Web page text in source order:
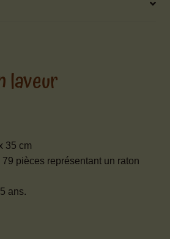
laveur
35 cm
pièces représentant un raton
ans.